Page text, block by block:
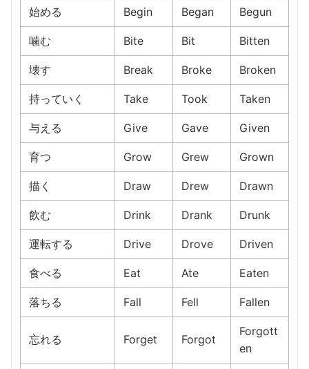
始める Begin Began Begun
噛む Bite Bit Bitten
壊す Break Broke Broken
持っていく Take Took Taken
与える Give Gave Given
育つ Grow Grew Grown
描く Draw Drew Drawn
飲む Drink Drank Drunk
運転する Drive Drove Driven
食べる Eat Ate Eaten
落ちる Fall Fell Fallen
忘れる Forget Forgot
Forgott
en